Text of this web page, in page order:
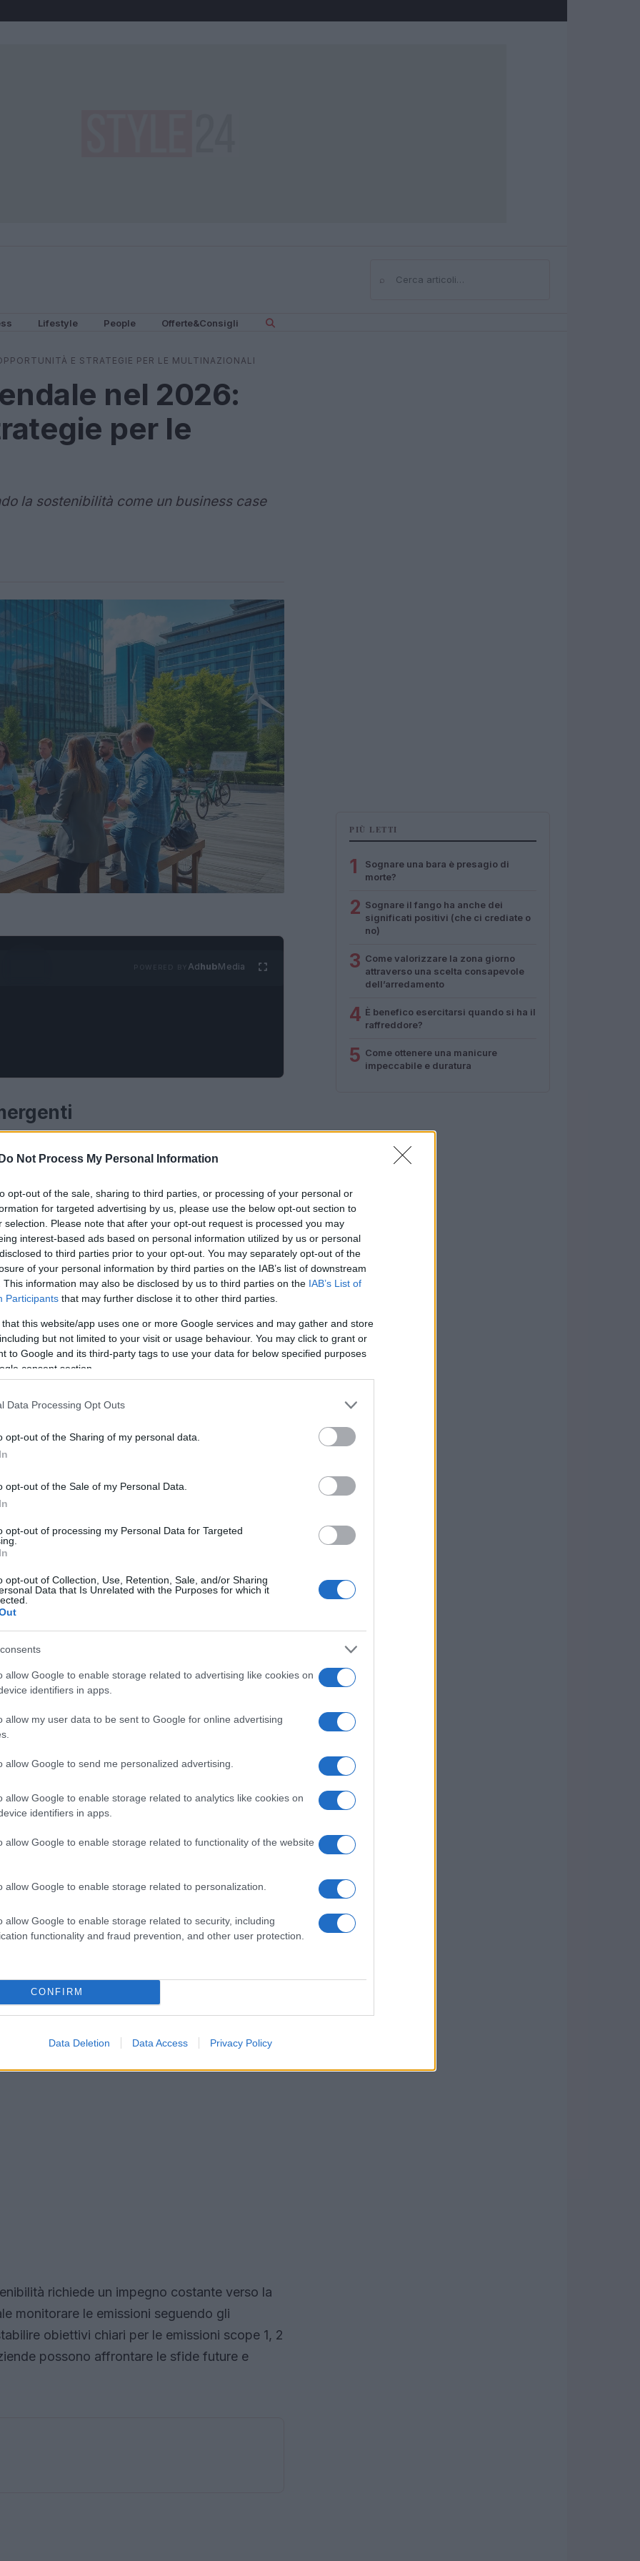
Do Not Process My Personal Information
opt-out of the sale, sharing to third parties, or processing of your personal or
for targeted advertising by us, please use the below opt-out section to
selection. Please note that after your opt-out request is processed you may
interest-based ads based on personal information utilized by us or personal
to third parties prior to your opt-out. You may separately opt-out of the
of your personal information by third parties on the IAB’s list of downstream
This information may also be disclosed by us to third parties on the IAB’s List of
Participants that may further disclose it to other third parties.
that this website/app uses one or more Google services and may gather and store
but not limited to your visit or usage behaviour. You may click to grant or
to Google and its third-party tags to use your data for below specified purposes
consent section.
Data Processing Opt Outs
opt-out of the Sharing of my personal data.
opt-out of the Sale of my Personal Data.
opt-out of processing my Personal Data for Targeted
opt-out of Collection, Use, Retention, Sale, and/or Sharing
Data that Is Unrelated with the Purposes for which it
allow Google to enable storage related to advertising like cookies on
identifiers in apps.
allow my user data to be sent to Google for online advertising
allow Google to send me personalized advertising.
allow Google to enable storage related to analytics like cookies on
identifiers in apps.
allow Google to enable storage related to functionality of the website
allow Google to enable storage related to personalization.
allow Google to enable storage related to security, including
functionality and fraud prevention, and other user protection.
CONFIRM
Data Deletion Data Access Privacy Policy
⌕Cerca
Lifestyle People Offerte&Consigli
E STRATEGIE PER LE MULTINAZIONALI
nel 2026:
per le
la sostenibilità come un business case
AdhubMedia
cheinvestire in pratiche sostenibili
in vantaggi economici. Le nuove
dei consumatori, stanno orientando le
sostenibili.
economiche
Social, and Governance) permette alle
la propria reputazione. Le imprese che
constatando che l’efficienza energetica e
risparmi finanziari.
pratica
ESG, è necessario che le aziende
dei propri prodotti. Questo processo
diminuire l’impatto ambientale. Inoltre,
un approccio di
esempi significativi di integrazione
ha ridotto il proprio impatto ambientale
ha costruito la propria reputazione
richiede un impegno costante verso la
monitorare le emissioni seguendo gli
obiettivi chiari per le emissioni scope 1, 2
possono affrontare le sfide future e
PIÙ LETTI
1
Sognare una bara è presagio di
morte?
2 Sognare il fango ha anche dei
significati positivi (che ci crediate o
no)
3 Come valorizzare la zona giorno
attraverso una scelta consapevole
dell’arredamento
4 È benefico esercitarsi quando si ha il
raffreddore?
5 Come ottenere una manicure
impeccabile e duratura